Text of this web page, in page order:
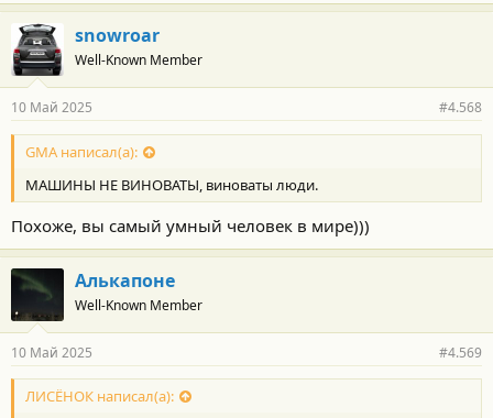
snowroar
Well-Known Member
10 Май 2025 #4.568
GMA написал(а):
МАШИНЫ НЕ ВИНОВАТЫ, виноваты люди.
Похоже, вы самый умный человек в мире)))
Алькапоне
Well-Known Member
10 Май 2025 #4.569
ЛИСЁНОК написал(а):